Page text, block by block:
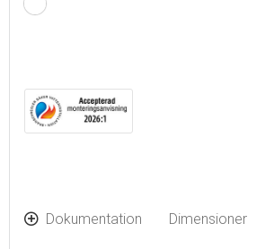
Justerbar lystemperatur: 2700-6400 K
Dokumentation Dimensioner